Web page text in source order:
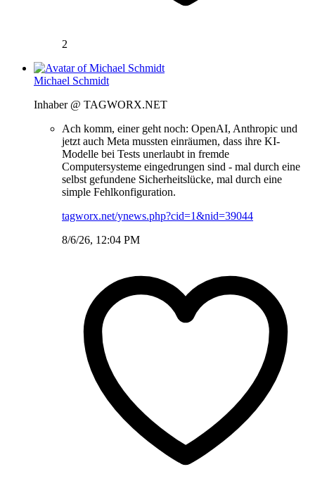
2
Michael Schmidt
Inhaber @ TAGWORX.NET
Ach komm, einer geht noch: OpenAI, Anthropic und
jetzt auch Meta mussten einräumen, dass ihre KI-
Modelle bei Tests unerlaubt in fremde
Computersysteme eingedrungen sind - mal durch eine
selbst gefundene Sicherheitslücke, mal durch eine
simple Fehlkonfiguration.
tagworx.net/ynews.php?cid=1&nid=39044
8/6/26, 12:04 PM